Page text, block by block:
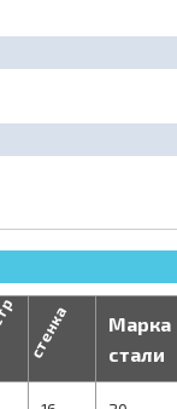
стенка
Марка
стали